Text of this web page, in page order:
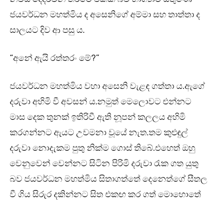
ජයවර්ධන මහත්මිය ද අසෙනිගේ අම්මා සහ තාත්තා ද
සාලයට දිව ආ පසු ය.
“අනේ ඇයි රත්තරං මේ?”
ජයවර්ධන මහත්මිය වහා අසෙනි වැළඳ ගත්තා ය.ඇගේ
දරුවා අහිමි වී අවසන් ය.නමුත් මෙලොවට එන්නට
මාස දෙක තුනක් ඉතිරිවී ඇති නූපන් කලලය අහිමි
කරගන්නට ඇයට උවමනා වූයේ නැත.තම කුළුඳුල්
දරුවා නොදැකම පුතු නික්ම ගොස් තිබේ.එහෙත් ඔහු
වෙනුවෙන් වෙන්නට සිටින පිරිමි දරුවා රැක ගත යුතු
බව ජයවර්ධන මහත්මිය සිතාගත්තේ දෙනෙත්ගේ සීතල
වී ගිය සිරුර දකින්නට සිත එකඟ කර ගත් මොහොතේ